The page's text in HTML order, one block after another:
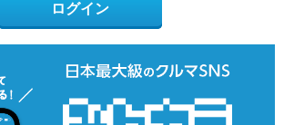
ログイン